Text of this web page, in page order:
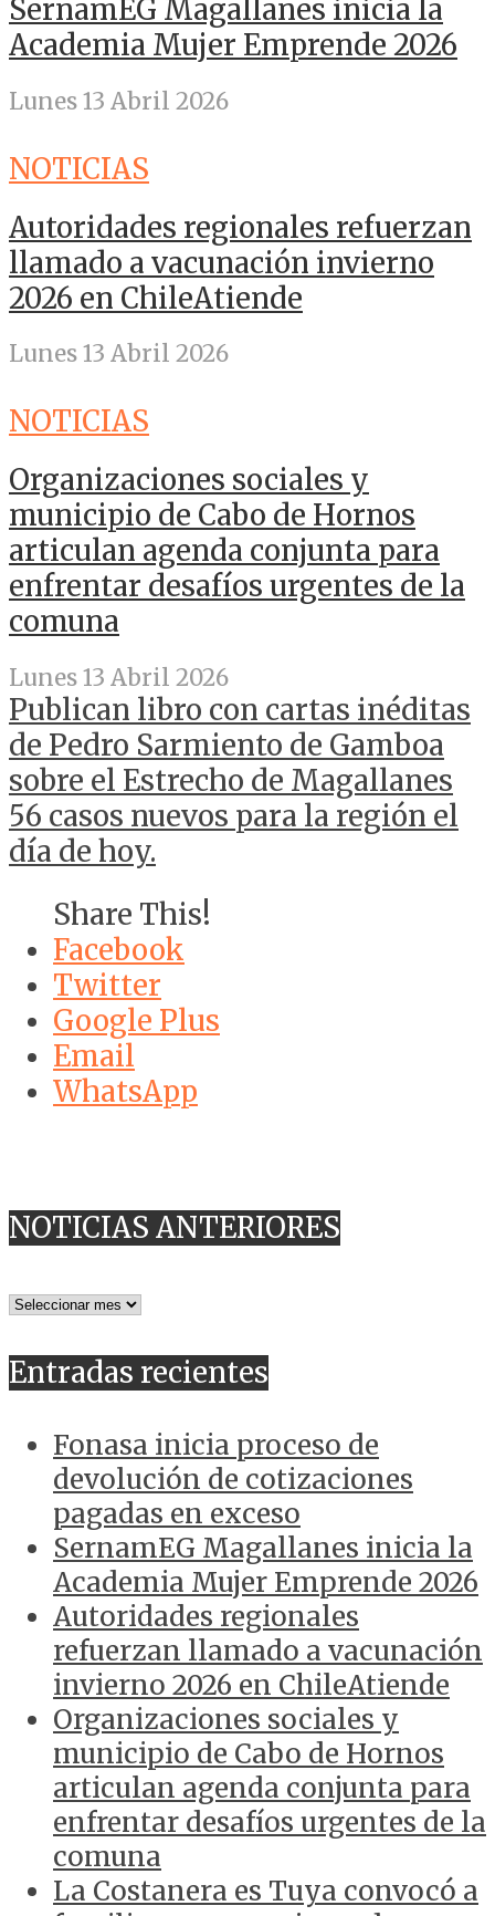
SernamEG Magallanes inicia la
Academia Mujer Emprende 2026
Lunes 13 Abril 2026
NOTICIAS
Autoridades regionales refuerzan
llamado a vacunación invierno
2026 en ChileAtiende
Lunes 13 Abril 2026
NOTICIAS
Organizaciones sociales y
municipio de Cabo de Hornos
articulan agenda conjunta para
enfrentar desafíos urgentes de la
comuna
Lunes 13 Abril 2026
Publican libro con cartas inéditas
de Pedro Sarmiento de Gamboa
sobre el Estrecho de Magallanes
56 casos nuevos para la región el
día de hoy.
Share This!
Facebook
Twitter
Google Plus
Email
WhatsApp
NOTICIAS ANTERIORES
NOTICIAS
Entradas recientes
Fonasa inicia proceso de
devolución de cotizaciones
pagadas en exceso
SernamEG Magallanes inicia la
Academia Mujer Emprende 2026
Autoridades regionales
refuerzan llamado a vacunación
invierno 2026 en ChileAtiende
Organizaciones sociales y
municipio de Cabo de Hornos
articulan agenda conjunta para
enfrentar desafíos urgentes de la
comuna
La Costanera es Tuya convocó a